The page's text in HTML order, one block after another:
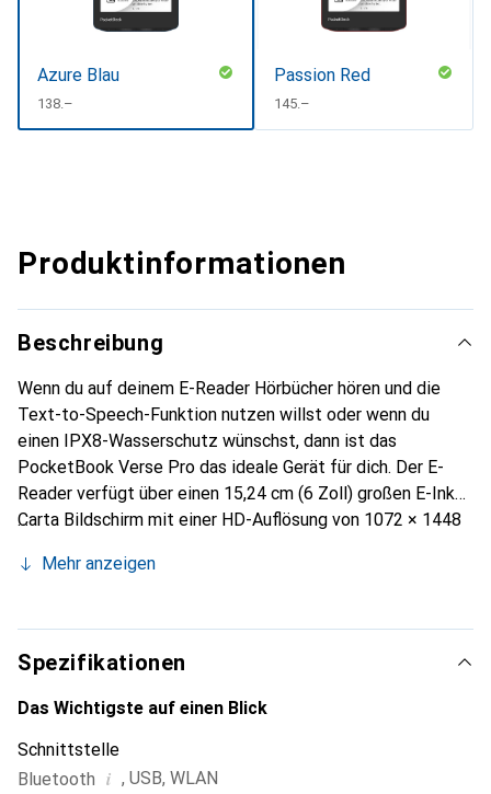
Azure Blau
CHF
138.–
Passion Red
CHF
145.–
Produktinformationen
Beschreibung
Wenn du auf deinem E-Reader Hörbücher hören und die
Text-to-Speech-Funktion nutzen willst oder wenn du
einen IPX8-Wasserschutz wünschst, dann ist das
PocketBook Verse Pro das ideale Gerät für dich. Der E-
Reader verfügt über einen 15,24 cm (6 Zoll) großen E-Ink
Carta Bildschirm mit einer HD-Auflösung von 1072 × 1448
adaptiven SMARTlight in Bezug auf Lichtstärke und Farbe
Reader mit kabellosen Kopfhörern verbunden werden. So
kannst du dich beim Hören von Hörbüchern entspannen
oder dir dein aktuelles E-Book über die Text-to-Speech-
Funktion vorlesen lassen - und das kannst du sogar
Verse Pro ist wasserdicht nach IPX8-Standard.
Mehr anzeigen
Spezifikationen
Das Wichtigste auf einen Blick
Schnittstelle
Bluetooth i , USB, WLAN